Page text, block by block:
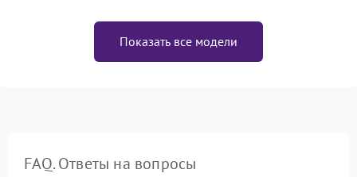
Показать все модели
FAQ. Ответы на вопросы